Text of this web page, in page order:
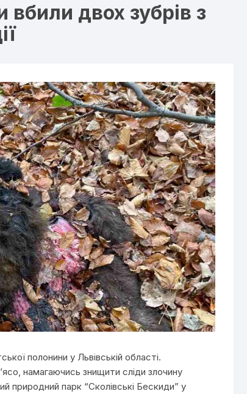
двох зубрів з
полонини у Львівській області.
намагаючись знищити сліди злочину
природний парк “Сколівські Бескиди” у